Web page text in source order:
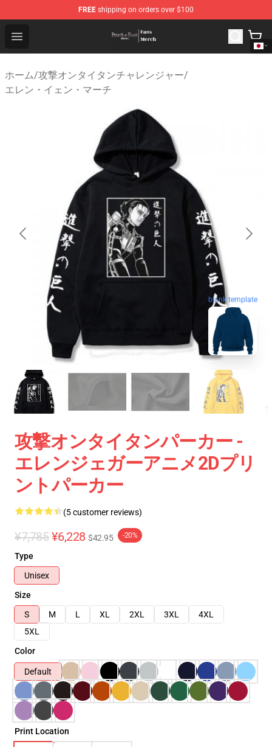
FREE shipping on orders over $100
Open menu
Attack On Titan Store - Official Attack On Titan
ホーム/攻撃オンタイタンチャレンジャー/
エレン・イェン・マーチ
blank template
攻撃オンタイタンパーカー -
エレンジェガーアニメ2Dプリ
ントパーカー
(5 customer reviews)
¥7,785 ¥6,228 $42.95 -20%
Type
Unisex
Size
S
M L XL 2XL 3XL
4XL
5XL
Color
Default
Print Location